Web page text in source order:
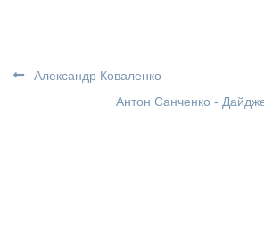
Александр Коваленко
Антон Санченко -